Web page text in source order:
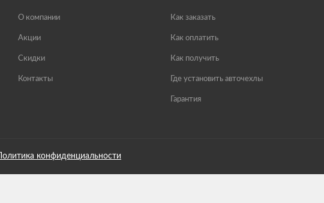
О компании
Акции
Скидки
Контакты
Как заказать
Как оплатить
Как получить
Где установить авточехлы
Гарантия
Политика конфиденциальности